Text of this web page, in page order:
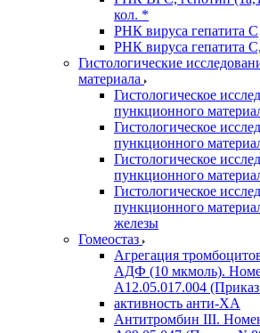
кол. *
РНК вируса гепатита C
РНК вируса гепатита
Гистологические
материала
Гистологическое
пункционного
Гистологическое
пункционного
Гистологическое
пункционного
Гистологическое
пункционного
железы
Гомеостаз
Агрегация
АДФ (10 мкмоль).
A12.05.017.004
активность анти-ХА
Антитромбин III.